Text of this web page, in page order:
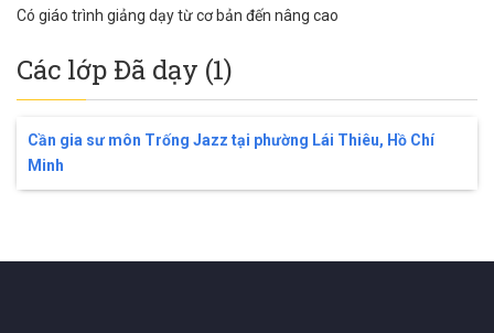
Có giáo trình giảng dạy từ cơ bản đến nâng cao
Các lớp Đã dạy (1)
Cần gia sư môn Trống Jazz tại phường Lái Thiêu, Hồ Chí
Minh